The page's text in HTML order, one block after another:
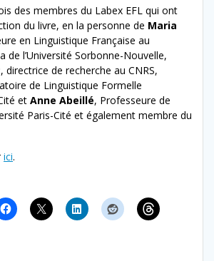
des membres du Labex EFL qui ont
du livre, en la personne de Maria
en Linguistique Française au
de l’Université Sorbonne-Nouvelle,
, directrice de recherche au CNRS,
de Linguistique Formelle
et Anne Abeillé, Professeure de
Paris-Cité et également membre du
ici.